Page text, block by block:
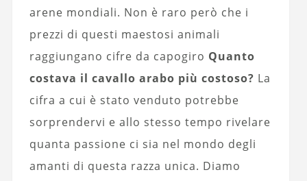
arene mondiali. Non è raro però che i
prezzi di questi maestosi animali
raggiungano cifre da capogiro Quanto
costava il cavallo arabo più costoso? La
cifra a cui è stato venduto potrebbe
sorprendervi e allo stesso tempo rivelare
quanta passione ci sia nel mondo degli
amanti di questa razza unica. Diamo